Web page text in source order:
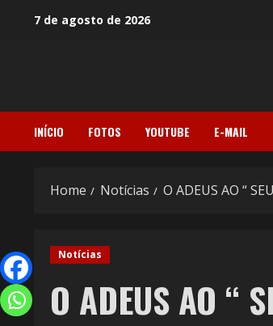
7 de agosto de 2026
INÍCIO FOTOS YOUTUBE E-MAIL
Home Notícias O ADEUS AO “
Notícias
O ADEUS AO “